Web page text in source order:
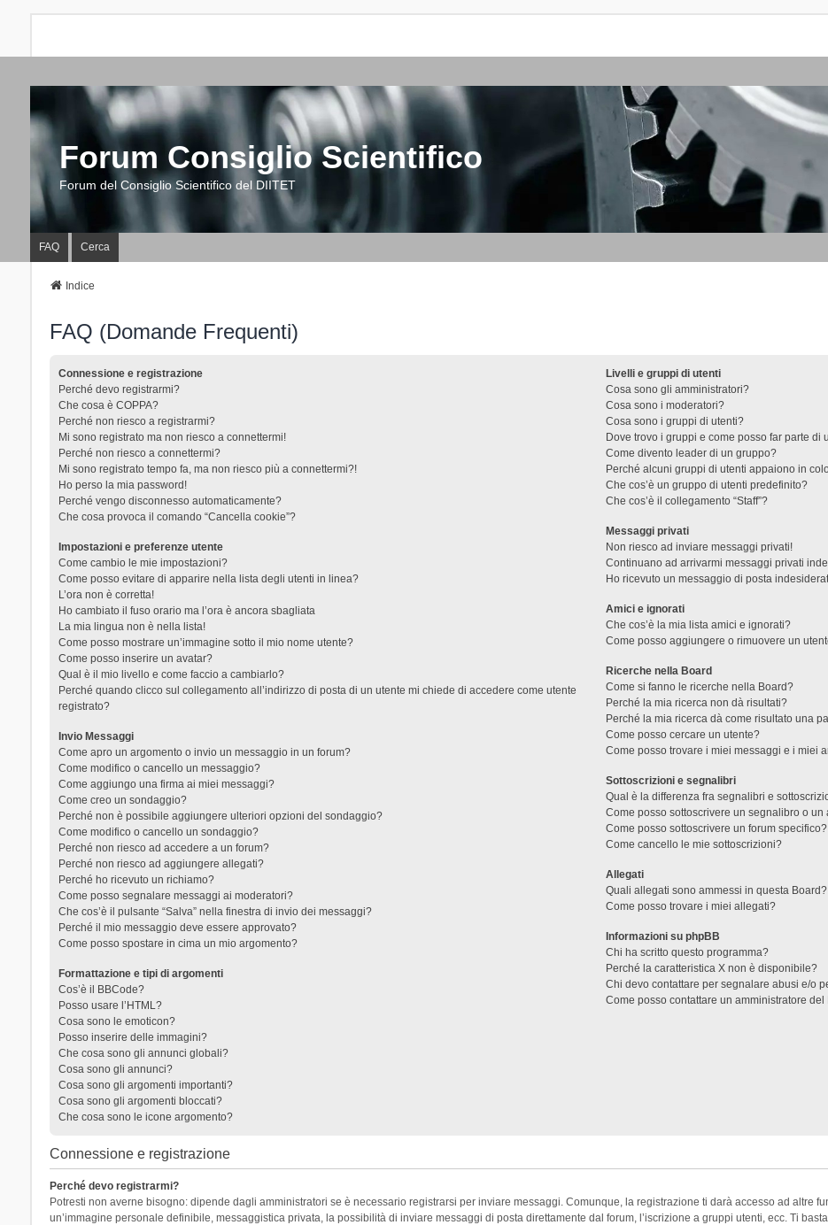
Forum Consiglio Scientifico
Forum del Consiglio Scientifico del DIITET
FAQ Cerca
Indice
FAQ (Domande Frequenti)
Connessione e registrazione
Perché devo registrarmi?
Che cosa è COPPA?
Perché non riesco a registrarmi?
Mi sono registrato ma non riesco a connettermi!
Perché non riesco a connettermi?
Mi sono registrato tempo fa, ma non riesco più a connettermi?!
Ho perso la mia password!
Perché vengo disconnesso automaticamente?
Che cosa provoca il comando “Cancella cookie”?
Impostazioni e preferenze utente
Come cambio le mie impostazioni?
Come posso evitare di apparire nella lista degli utenti in linea?
L’ora non è corretta!
Ho cambiato il fuso orario ma l’ora è ancora sbagliata
La mia lingua non è nella lista!
Come posso mostrare un’immagine sotto il mio nome utente?
Come posso inserire un avatar?
Qual è il mio livello e come faccio a cambiarlo?
Perché quando clicco sul collegamento all’indirizzo di posta di un utente mi chiede di accedere come utente
registrato?
Invio Messaggi
Come apro un argomento o invio un messaggio in un forum?
Come modifico o cancello un messaggio?
Come aggiungo una firma ai miei messaggi?
Come creo un sondaggio?
Perché non è possibile aggiungere ulteriori opzioni del sondaggio?
Come modifico o cancello un sondaggio?
Perché non riesco ad accedere a un forum?
Perché non riesco ad aggiungere allegati?
Perché ho ricevuto un richiamo?
Come posso segnalare messaggi ai moderatori?
Che cos’è il pulsante “Salva” nella finestra di invio dei messaggi?
Perché il mio messaggio deve essere approvato?
Come posso spostare in cima un mio argomento?
Formattazione e tipi di argomenti
Cos’è il BBCode?
Posso usare l’HTML?
Cosa sono le emoticon?
Posso inserire delle immagini?
Che cosa sono gli annunci globali?
Cosa sono gli annunci?
Cosa sono gli argomenti importanti?
Cosa sono gli argomenti bloccati?
Che cosa sono le icone argomento?
Livelli e gruppi di utenti
Cosa sono gli amministratori?
Cosa sono i moderatori?
Cosa sono i gruppi di utenti?
Dove trovo i gruppi e come posso far parte di
Come divento leader di un gruppo?
Perché alcuni gruppi di utenti appaiono in
Che cos’è un gruppo di utenti predefinito?
Che cos’è il collegamento “Staff”?
Messaggi privati
Non riesco ad inviare messaggi privati!
Continuano ad arrivarmi messaggi privati
Ho ricevuto un messaggio di posta
Amici e ignorati
Che cos’è la mia lista amici e ignorati?
Come posso aggiungere o rimuovere un
Ricerche nella Board
Come si fanno le ricerche nella Board?
Perché la mia ricerca non dà risultati?
Perché la mia ricerca dà come risultato una
Come posso cercare un utente?
Come posso trovare i miei messaggi e i miei
Sottoscrizioni e segnalibri
Qual è la differenza fra segnalibri e
Come posso sottoscrivere un segnalibro o un
Come posso sottoscrivere un forum specifico?
Come cancello le mie sottoscrizioni?
Allegati
Quali allegati sono ammessi in questa Board?
Come posso trovare i miei allegati?
Informazioni su phpBB
Chi ha scritto questo programma?
Perché la caratteristica X non è disponibile?
Chi devo contattare per segnalare abusi e/o
Come posso contattare un amministratore del
Connessione e registrazione
Perché devo registrarmi?
Potresti non averne bisogno: dipende dagli amministratori se è necessario registrarsi per inviare messaggi. Comunque, la registrazione ti darà accesso ad altre
un’immagine personale definibile, messaggistica privata, la possibilità di inviare messaggi di posta direttamente dal forum, l’iscrizione a gruppi utenti, ecc. Ti